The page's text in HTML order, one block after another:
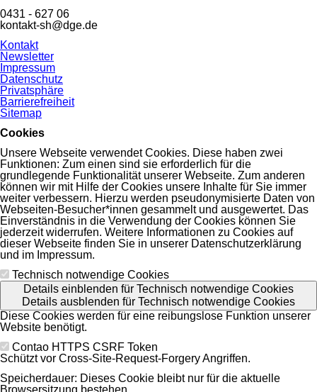
0431 - 627 06
kontakt-sh@dge.de
Navigation
überspringen
Kontakt
Newsletter
Impressum
Datenschutz
Privatsphäre
Barrierefreiheit
Sitemap
Cookies
Unsere Webseite verwendet Cookies. Diese haben zwei
Funktionen: Zum einen sind sie erforderlich für die
grundlegende Funktionalität unserer Webseite. Zum anderen
können wir mit Hilfe der Cookies unsere Inhalte für Sie immer
weiter verbessern. Hierzu werden pseudonymisierte Daten von
Webseiten-Besucher*innen gesammelt und ausgewertet. Das
Einverständnis in die Verwendung der Cookies können Sie
jederzeit widerrufen. Weitere Informationen zu Cookies auf
dieser Webseite finden Sie in unserer Datenschutzerklärung
und im Impressum.
Technisch notwendige Cookies
Details einblenden für Technisch notwendige Cookies
Details ausblenden für Technisch notwendige Cookies
Diese Cookies werden für eine reibungslose Funktion unserer
Website benötigt.
Contao HTTPS CSRF Token
Schützt vor Cross-Site-Request-Forgery Angriffen.
Speicherdauer: Dieses Cookie bleibt nur für die aktuelle
Browsersitzung bestehen.